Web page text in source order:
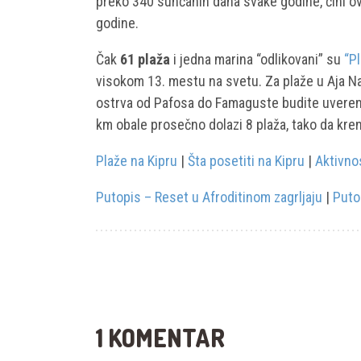
godine.
Čak 61 plaža i jedna marina “odlikovani” su
visokom 13. mestu na svetu. Za plaže u Aja
ostrva od Pafosa do Famaguste budite
km obale prosečno dolazi 8 plaža, tako da
Plaže na Kipru | Šta posetiti na Kipru |
Putopis – Reset u Afroditinom zagrljaju |
1 KOMENTAR